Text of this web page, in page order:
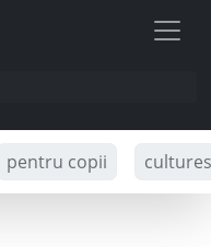
pentru copii